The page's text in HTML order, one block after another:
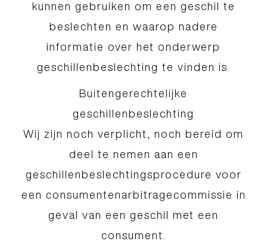
kunnen gebruiken om een geschil te
beslechten en waarop nadere
informatie over het onderwerp
geschillenbeslechting te vinden is.
Buitengerechtelijke
geschillenbeslechting
Wij zijn noch verplicht, noch bereid om
deel te nemen aan een
geschillenbeslechtingsprocedure voor
een consumentenarbitragecommissie in
geval van een geschil met een
consument.